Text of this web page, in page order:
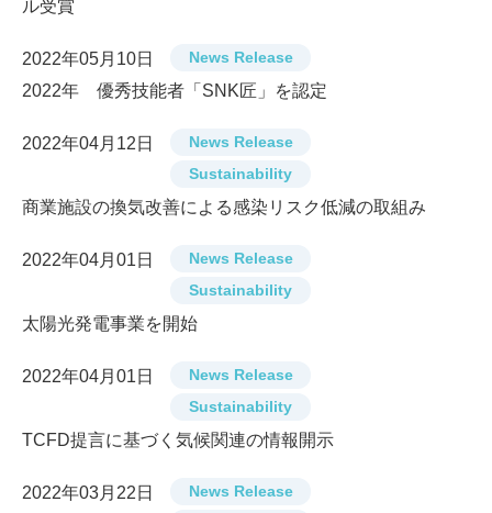
ル受賞
2022年05月10日 News Release
2022年 優秀技能者「SNK匠」を認定
2022年04月12日
News Release
Sustainability
商業施設の換気改善による感染リスク低減の取組み
2022年04月01日
News Release
Sustainability
太陽光発電事業を開始
2022年04月01日
News Release
Sustainability
TCFD提言に基づく気候関連の情報開示
2022年03月22日
News Release